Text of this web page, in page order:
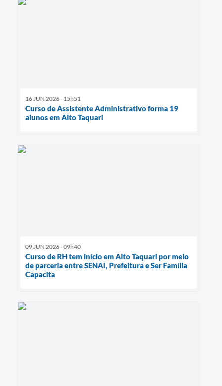
16 JUN 2026 - 15h51
Curso de Assistente Administrativo forma 19
alunos em Alto Taquari
09 JUN 2026 - 09h40
Curso de RH tem início em Alto Taquari por meio
de parceria entre SENAI, Prefeitura e Ser Família
Capacita